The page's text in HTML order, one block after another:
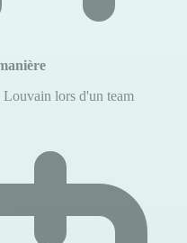
Louvain lors d'un team